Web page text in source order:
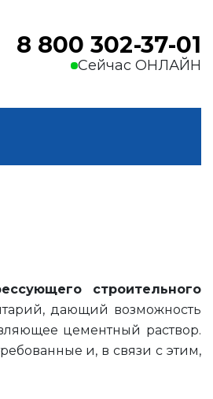
8 800 302-37-01
Сейчас ОНЛАЙН
строительного
дающий возможность
цементный раствор.
и, в связи с этим,